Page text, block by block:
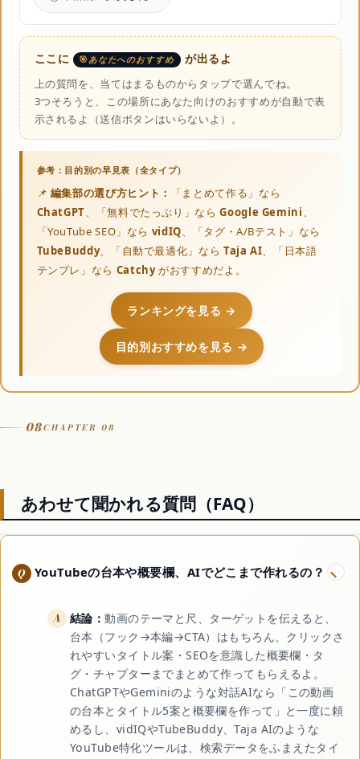
ここに あなたへのおすすめ が出るよ
上の質問を、当てはまるものからタップで選んでね。
3つそろうと、この場所にあなた向けのおすすめが自動で表
示されるよ（送信ボタンはいらないよ）。
📌 編集部の選び方ヒント：
「まとめて作る」なら
ChatGPT、「無料でたっぷり」ならGoogle Gemini、
「YouTube SEO」なら vidIQ、「タグ・A/Bテスト」なら
TubeBuddy、「自動で最適化」なら Taja AI、「日本語
テンプレ」なら Catchyがおすすめだよ。
ランキングを見る →
目的別おすすめを見る →
08CHAPTER 08
あわせて聞かれる質問（FAQ）
YouTubeの台本や概要欄、AIでどこまで作れるの？
結論：動画のテーマと尺、ターゲットを伝えると、
台本（フック→本編→CTA）はもちろん、クリックさ
れやすいタイトル案・SEOを意識した概要欄・タ
グ・チャプターまでまとめて作ってもらえるよ。
ChatGPTやGeminiのような対話AIなら「この動画
の台本とタイトル5案と概要欄を作って」と一度に頼
めるし、vidIQやTubeBuddy、Taja AIのような
YouTube特化ツールは、検索データをふまえたタイ